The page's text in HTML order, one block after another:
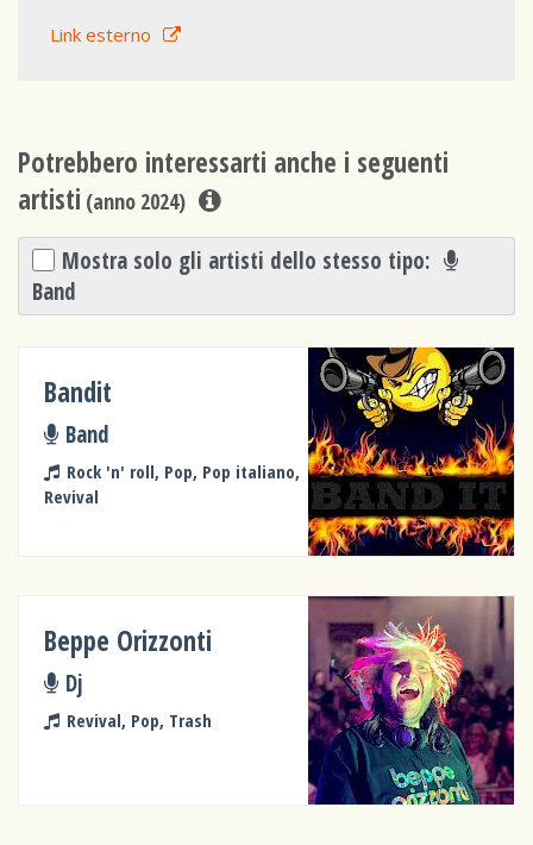
Link esterno
Potrebbero interessarti anche i seguenti
artisti (anno 2024)
Mostra solo gli artisti dello stesso tipo:
Band
Bandit
Band
Rock 'n' roll, Pop, Pop italiano,
Revival
Beppe Orizzonti
Dj
Revival, Pop, Trash